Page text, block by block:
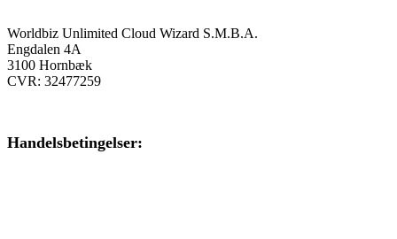
Worldbiz Unlimited Cloud Wizard S.M.B.A.
Engdalen 4A
3100 Hornbæk
CVR: 32477259
Handelsbetingelser: